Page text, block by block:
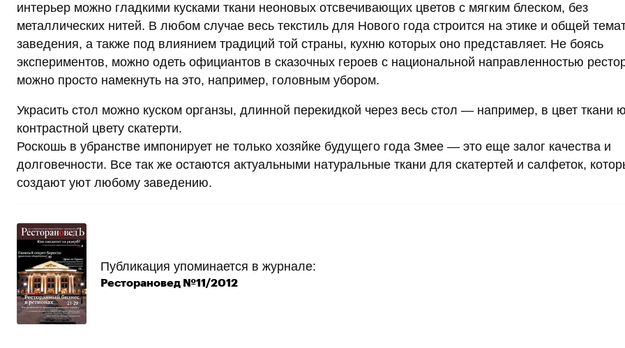
интерьер можно гладкими кусками ткани неоновых отсвечивающих цветов с мягким блеском, без
металлических нитей. В любом случае весь текстиль для Нового года строится на этике и общей
заведения, а также под влиянием традиций той страны, кухню которых оно представляет. Не боясь
экспериментов, можно одеть официантов в сказочных героев с национальной направленностью
можно просто намекнуть на это, например, головным убором.
Украсить стол можно куском органзы, длинной перекидкой через весь стол — например, в цвет ткани
контрастной цвету скатерти.
Роскошь в убранстве импонирует не только хозяйке будущего года Змее — это еще залог качества и
долговечности. Все так же остаются актуальными натуральные ткани для скатертей и салфеток,
создают уют любому заведению.
Публикация упоминается в журнале:
Ресторановед №11/2012